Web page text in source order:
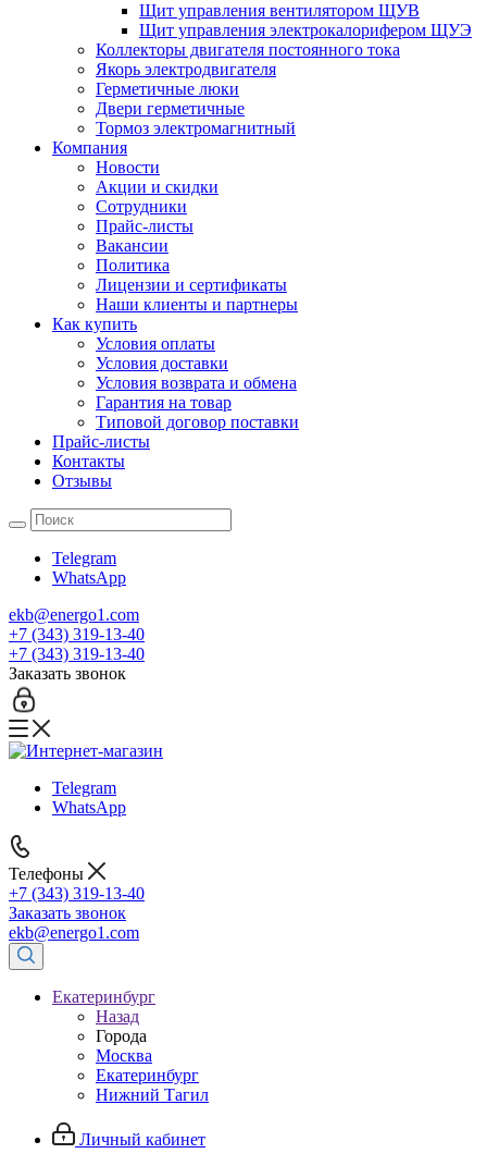
Щит управления вентилятором ЩУВ
Щит управления электрокалорифером ЩУЭ
Коллекторы двигателя постоянного тока
Якорь электродвигателя
Герметичные люки
Двери герметичные
Тормоз электромагнитный
Компания
Новости
Акции и скидки
Сотрудники
Прайс-листы
Вакансии
Политика
Лицензии и сертификаты
Наши клиенты и партнеры
Как купить
Условия оплаты
Условия доставки
Условия возврата и обмена
Гарантия на товар
Типовой договор поставки
Прайс-листы
Контакты
Отзывы
Telegram
WhatsApp
ekb@energo1.com
+7 (343) 319-13-40
+7 (343) 319-13-40
Заказать звонок
Telegram
WhatsApp
Телефоны
+7 (343) 319-13-40
Заказать звонок
ekb@energo1.com
Екатеринбург
Назад
Города
Москва
Екатеринбург
Нижний Тагил
Личный кабинет